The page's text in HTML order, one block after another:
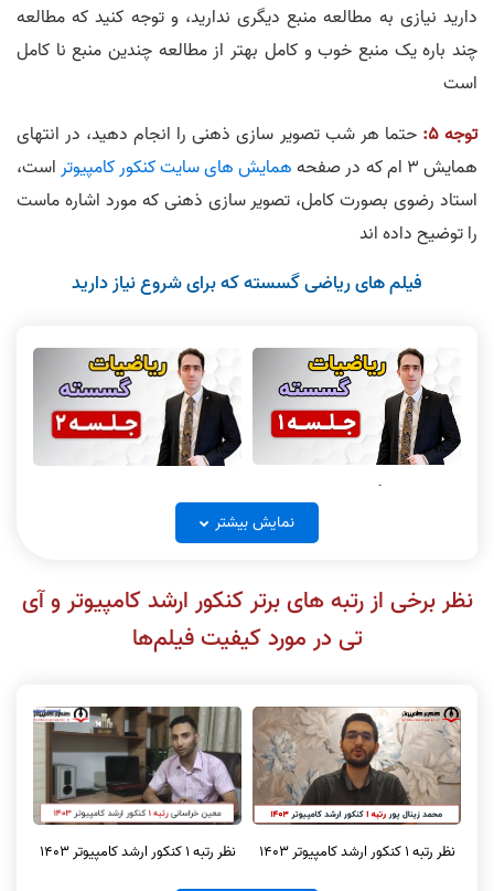
دارید نیازی به مطالعه منبع دیگری ندارید، و توجه کنید که مطالعه
چند باره یک منبع خوب و کامل بهتر از مطالعه چندین منبع نا کامل
است
توجه 5:
حتما هر شب تصویر سازی ذهنی را انجام دهید، در انتهای
همایش 3 ام که در صفحه
همایش های سایت کنکور کامپیوتراست،
استاد رضوی بصورت کامل، تصویر سازی ذهنی که مورد اشاره ماست
را توضیح داده اند
فیلم های ریاضی گسسته که برای شروع نیاز دارید
ریاضی گسسته جلسه 1
ریاضی گسسته جلسه 3 ریاضی گسسته جلسه 4
ریاضی گسسته جلسه 5 ریاضی گسسته جلسه 6
نمایش بیشتر
نظر برخی از رتبه های برتر کنکور ارشد کامپیوتر و آی
تی در مورد کیفیت فیلم‌ها
نظر رتبه 1 کنکور ارشد کامپیوتر 1403 نظر رتبه 1 کنکور ارشد کامپیوتر 1403